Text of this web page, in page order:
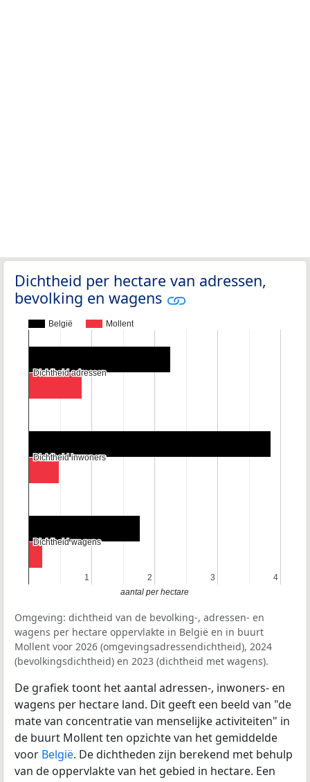
Dichtheid per hectare van adressen,
bevolking en wagens
België Mollent
1
1 2
2 3
3 4
4
Dichtheid adressen
Dichtheid adressen
Dichtheid inwoners
Dichtheid inwoners
Dichtheid wagens
Dichtheid wagens
aantal per hectare
Omgeving: dichtheid van de bevolking-, adressen- en
wagens per hectare oppervlakte in België en in buurt
Mollent voor 2026 (omgevingsadressendichtheid), 2024
(bevolkingsdichtheid) en 2023 (dichtheid met wagens).
De grafiek toont het aantal adressen-, inwoners- en
wagens per hectare land. Dit geeft een beeld van "de
mate van concentratie van menselijke activiteiten" in
de buurt Mollent ten opzichte van het gemiddelde
voor België. De dichtheden zijn berekend met behulp
van de oppervlakte van het gebied in hectare. Een